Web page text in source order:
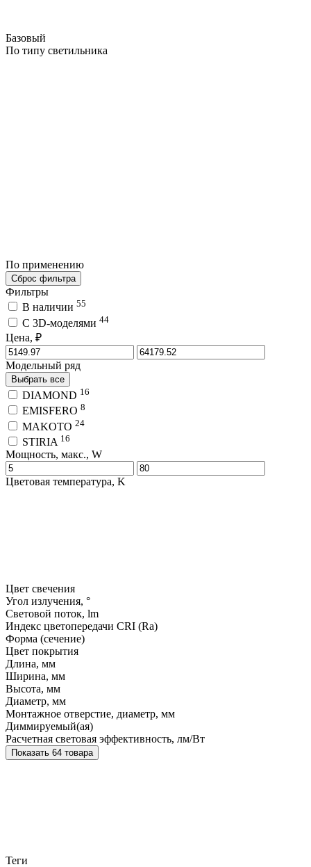
Базовый
По типу светильника
По применению
Сброс фильтра
Фильтры
В наличии 55
C 3D-моделями 44
Цена, ₽
Модельный ряд
Выбрать все
DIAMOND 16
EMISFERO 8
MAKOTO 24
STIRIA 16
Мощность, макс., W
Цветовая температура, K
Цвет свечения
Угол излучения, °
Световой поток, lm
Индекс цветопередачи CRI (Ra)
Форма (сечение)
Цвет покрытия
Длина, мм
Ширина, мм
Высота, мм
Диаметр, мм
Монтажное отверстие, диаметр, мм
Диммируемый(ая)
Расчетная световая эффективность, лм/Вт
Показать 64 товара
Теги